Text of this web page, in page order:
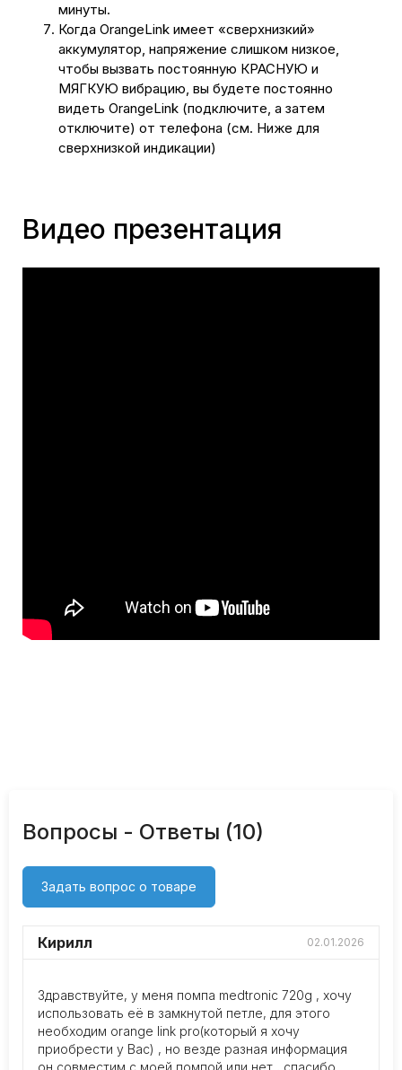
минуты.
Когда OrangeLink имеет «сверхнизкий»
аккумулятор, напряжение слишком низкое,
чтобы вызвать постоянную КРАСНУЮ и
МЯГКУЮ вибрацию, вы будете постоянно
видеть OrangeLink (подключите, а затем
отключите) от телефона (см. Ниже для
сверхнизкой индикации)
Видео презентация
Вопросы - Ответы (10)
Задать вопрос о товаре
Кирилл 02.01.2026
Здравствуйте, у меня помпа medtronic 720g , хочу
использовать её в замкнутой петле, для этого
необходим orange link pro(который я хочу
приобрести у Вас) , но везде разная информация
он совместим с моей помпой или нет , спасибо